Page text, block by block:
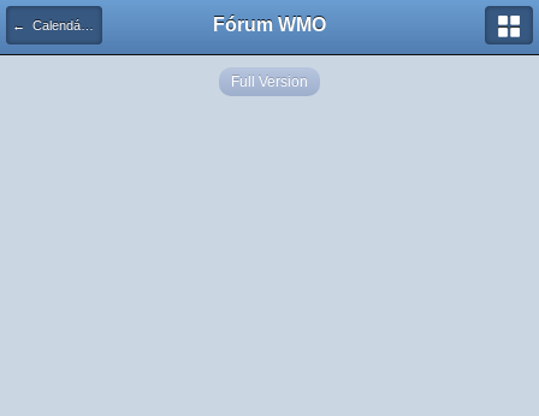
← Calendário de Eventos Fórum WMO
Full Version